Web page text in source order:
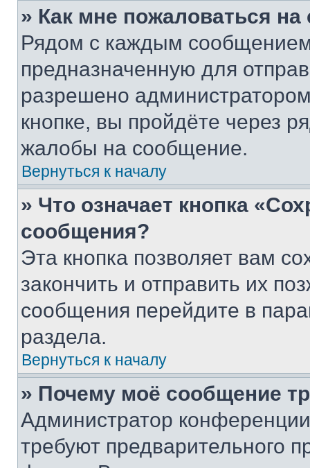
» Как мне пожаловаться
Рядом с каждым сообщением
предназначенную для
разрешено
кнопке, вы пройдёте через
жалобы на сообщение.
Вернуться к началу
» Что означает кнопка
сообщения?
Эта кнопка позволяет вам
закончить и отправить их
сообщения перейдите в
раздела.
Вернуться к началу
» Почему моё сообщение
Администратор
требуют предварительного